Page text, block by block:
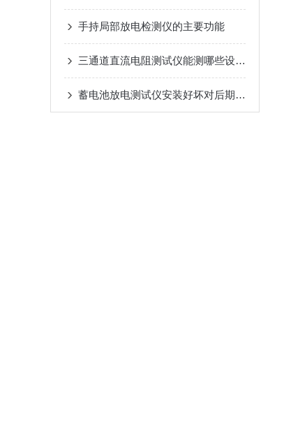
手持局部放电检测仪的主要功能
三通道直流电阻测试仪能测哪些设备？一文说清适用范围
蓄电池放电测试仪安装好坏对后期使用是有影响的